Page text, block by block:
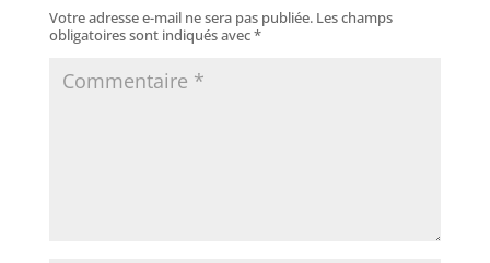
Votre adresse e-mail ne sera pas publiée. Les champs
obligatoires sont indiqués avec*